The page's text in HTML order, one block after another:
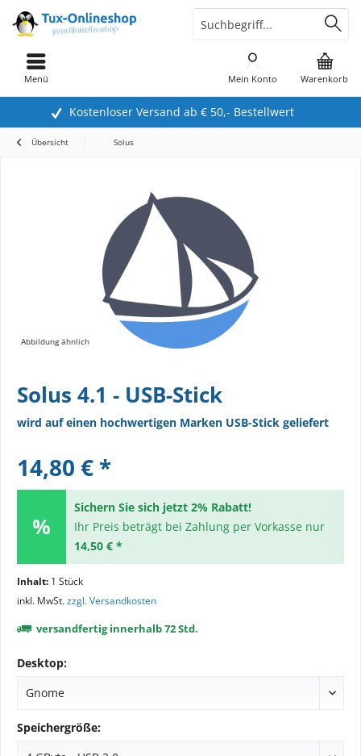
Kostenloser Versand ab € 50,- Bestellwert
Warenkorb
Mein Konto
Menü
Übersicht Solus
Abbildung ähnlich
Solus 4.1 - USB-Stick
wird auf einen hochwertigen Marken USB-Stick geliefert
14,80 € *
Sichern Sie sich jetzt 2% Rabatt!
Ihr Preis beträgt bei Zahlung per Vorkasse nur
14,50 € *
Inhalt: 1 Stück
inkl. MwSt.zzgl. Versandkosten
versandfertig innerhalb 72 Std.
Desktop:
Speichergröße: